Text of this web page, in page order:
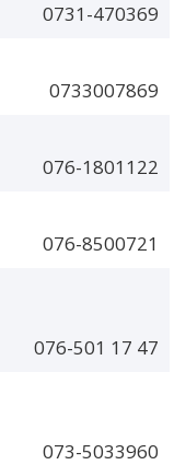
0731-470369
0733007869
076-1801122
076-8500721
076-501 17 47
073-5033960